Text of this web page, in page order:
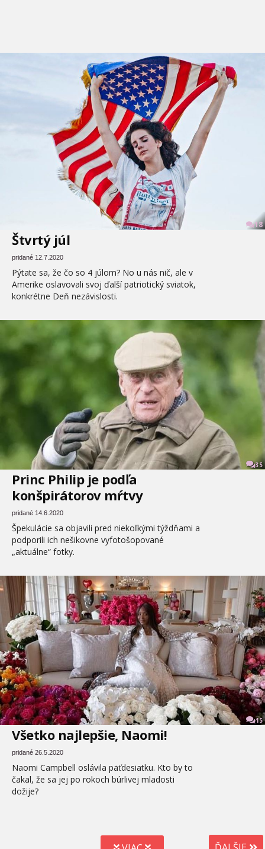
18
Štvrtý júl
pridané 12.7.2020
Pýtate sa, že čo so 4 júlom? No u nás nič, ale v
Amerike oslavovali svoj ďalší patriotický sviatok,
konkrétne Deň nezávislosti.
35
Princ Philip je podľa
konšpirátorov mŕtvy
pridané 14.6.2020
Špekulácie sa objavili pred niekoľkými týždňami a
podporili ich nešikovne vyfotošopované
„aktuálne“ fotky.
15
Všetko najlepšie, Naomi!
pridané 26.5.2020
Naomi Campbell oslávila päťdesiatku. Kto by to
čakal, že sa jej po rokoch búrlivej mladosti
dožije?